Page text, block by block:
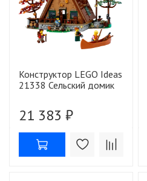
Конструктор LEGO Ideas
21338 Сельский домик
21 383 ₽